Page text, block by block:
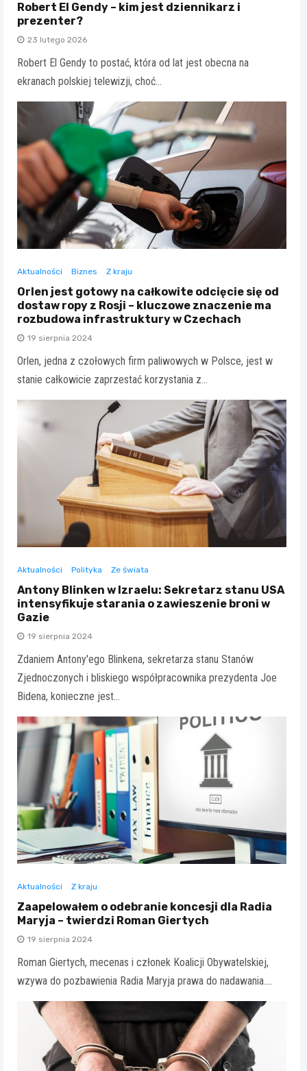
Robert El Gendy – kim jest dziennikarz i
prezenter?
23 lutego 2026
Robert El Gendy to postać, która od lat jest obecna na
ekranach polskiej telewizji, choć…
Aktualności Biznes Z kraju
Orlen jest gotowy na całkowite odcięcie się od
dostaw ropy z Rosji – kluczowe znaczenie ma
rozbudowa infrastruktury w Czechach
19 sierpnia 2024
Orlen, jedna z czołowych firm paliwowych w Polsce, jest w
stanie całkowicie zaprzestać korzystania z…
Aktualności Polityka Ze świata
Antony Blinken w Izraelu: Sekretarz stanu USA
intensyfikuje starania o zawieszenie broni w
Gazie
19 sierpnia 2024
Zdaniem Antony'ego Blinkena, sekretarza stanu Stanów
Zjednoczonych i bliskiego współpracownika prezydenta Joe
Bidena, konieczne jest…
Aktualności Z kraju
Zaapelowałem o odebranie koncesji dla Radia
Maryja – twierdzi Roman Giertych
19 sierpnia 2024
Roman Giertych, mecenas i członek Koalicji Obywatelskiej,
wzywa do pozbawienia Radia Maryja prawa do nadawania.…